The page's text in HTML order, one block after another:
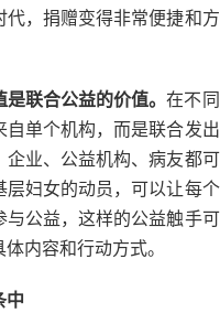
代，捐赠变得非常便捷和
是联合公益的价值。在不
自单个机构，而是联合发
业、公益机构、病友都
层妇女的动员，可以让每
与公益，这样的公益触手
内容和行动方式。
中